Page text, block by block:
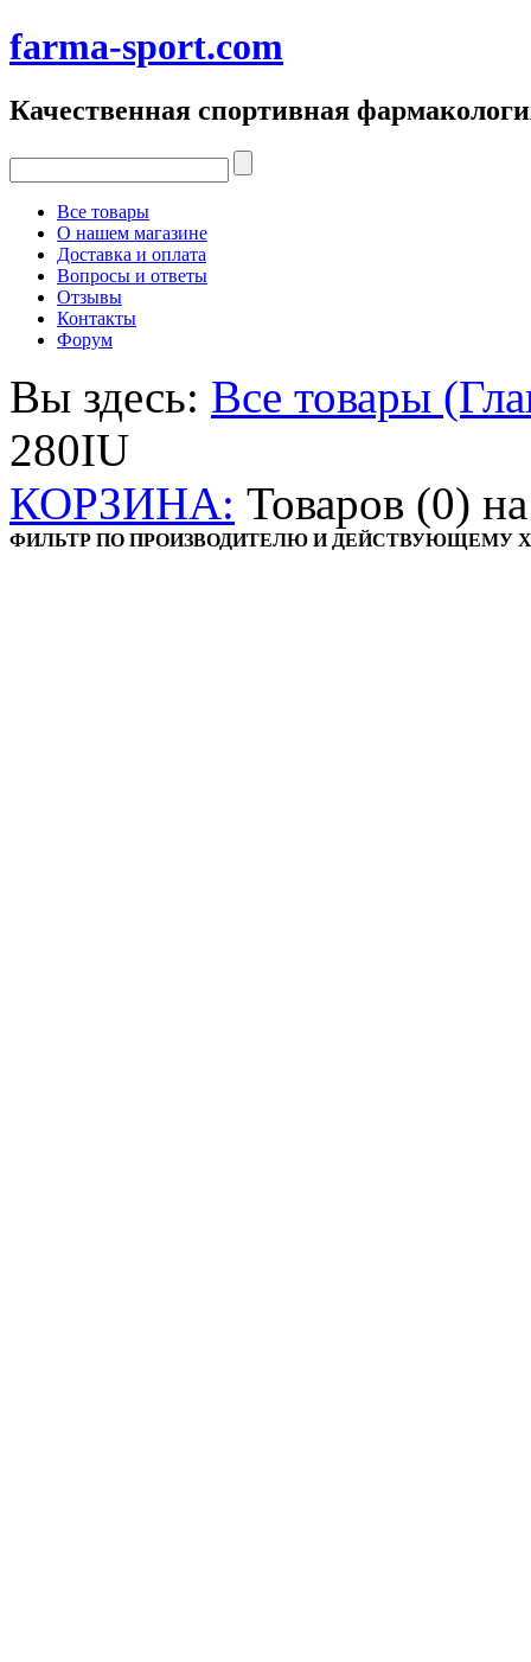
farma-sport.com
Качественная спортивная
Все товары
О нашем магазине
Доставка и оплата
Вопросы и ответы
Отзывы
Контакты
Форум
Вы здесь: Все товары
280IU
КОРЗИНА: Товаров (0)
ФИЛЬТР ПО ПРОИЗВОДИТЕЛЮ И ДЕЙСТВУЮЩЕМУ